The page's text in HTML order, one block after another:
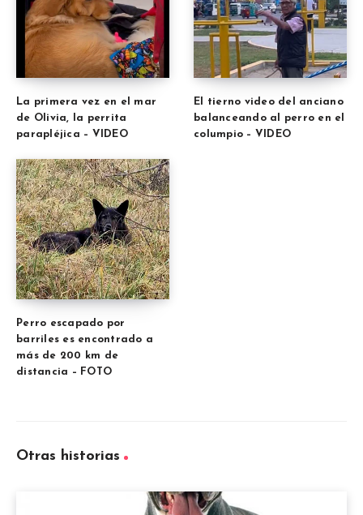
La primera vez en el mar
de Olivia, la perrita
parapléjica – VIDEO
El tierno video del anciano
balanceando al perro en el
columpio – VIDEO
Perro escapado por
barriles es encontrado a
más de 200 km de
distancia – FOTO
Otras historias